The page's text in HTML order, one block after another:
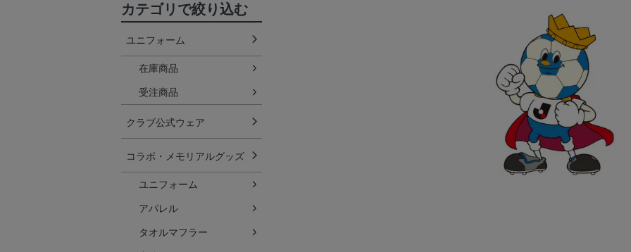
カテゴリで絞り込む
ユニフォーム
在庫商品
受注商品
クラブ公式ウェア
コラボ・メモリアルグッズ
ユニフォーム
アパレル
タオルマフラー